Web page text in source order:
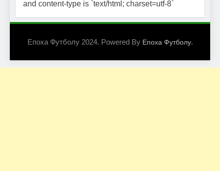
and content-type is `text/html; charset=utf-8`
Епоха Футболу 2024. Powered By Епоха Футболу.